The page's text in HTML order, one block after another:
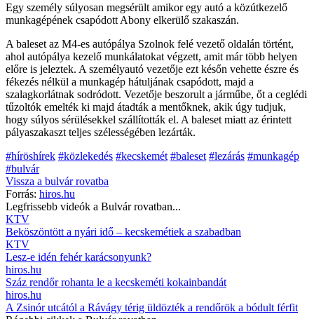
Egy személy súlyosan megsérült amikor egy autó a közútkezelő
munkagépének csapódott Abony elkerülő szakaszán.
A baleset az M4-es autópálya Szolnok felé vezető oldalán történt,
ahol autópálya kezelő munkálatokat végzett, amit már több helyen
előre is jeleztek. A személyautó vezetője ezt későn vehette észre és
fékezés nélkül a munkagép hátuljának csapódott, majd a
szalagkorlátnak sodródott. Vezetője beszorult a járműbe, őt a ceglédi
tűzoltók emelték ki majd átadták a mentőknek, akik úgy tudjuk,
hogy súlyos sérülésekkel szállították el. A baleset miatt az érintett
pályaszakaszt teljes szélességében lezárták.
#híröshírek #közlekedés #kecskemét #baleset #lezárás #munkagép
#bulvár
Vissza a bulvárrovatba
Forrás: hiros.hu
Legfrissebb videók a Bulvárrovatban...
KTV
Beköszöntött a nyári idő – kecskemétiek a szabadban
KTV
Lesz-e idén fehér karácsonyunk?
hiros.hu
Száz rendőr rohanta le a kecskeméti kokainbandát
hiros.hu
A Zsinór utcától a Rávágy térig üldözték a rendőrök a bódult férfit